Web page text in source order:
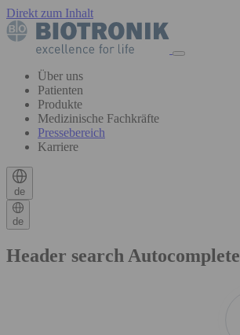
Direkt zum Inhalt
Über uns
Patienten
Produkte
Medizinische Fachkräfte
Pressebereich
Karriere
de
de
Header search Autocomplete